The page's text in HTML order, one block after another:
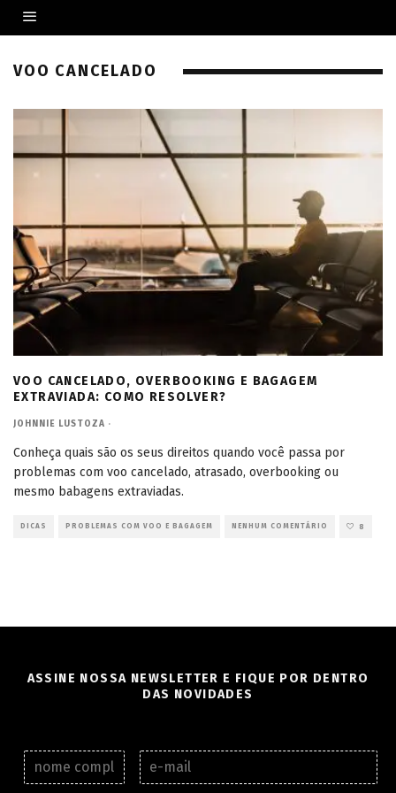
VOO CANCELADO
VOO CANCELADO, OVERBOOKING E BAGAGEM
EXTRAVIADA: COMO RESOLVER?
JOHNNIE LUSTOZA ·
Conheça quais são os seus direitos quando você passa por
problemas com voo cancelado, atrasado, overbooking ou
mesmo babagens extraviadas.
DICAS PROBLEMAS COM VOO E BAGAGEM NENHUM COMENTÁRIO 8
ASSINE NOSSA NEWSLETTER E FIQUE POR DENTRO
DAS NOVIDADES
N
o